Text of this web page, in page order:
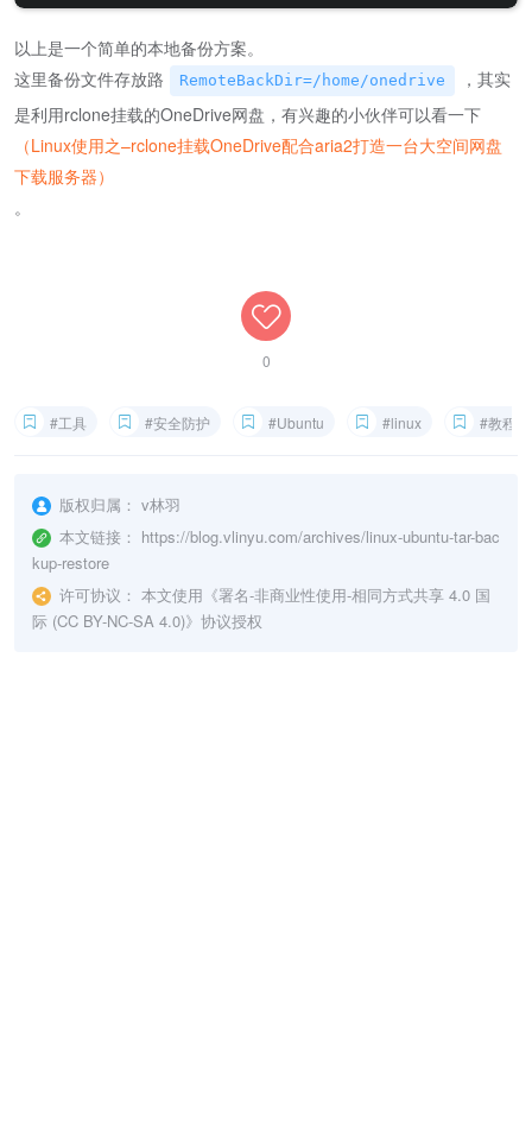
以上是一个简单的本地备份方案。
这里备份文件存放路
RemoteBackDir=/home/onedrive
，其实
是利用rclone挂载的OneDrive网盘，有兴趣的小伙伴可以看一下
（Linux使用之–rclone挂载OneDrive配合aria2打造一台大空间网盘
下载服务器）
。
0
#工具 #安全防护 #Ubuntu #linux #教程
版权归属： v林羽
本文链接： https://blog.vlinyu.com/archives/linux-ubuntu-tar-bac
kup-restore
许可协议： 本文使用《署名-非商业性使用-相同方式共享 4.0 国
际 (CC BY-NC-SA 4.0)》协议授权